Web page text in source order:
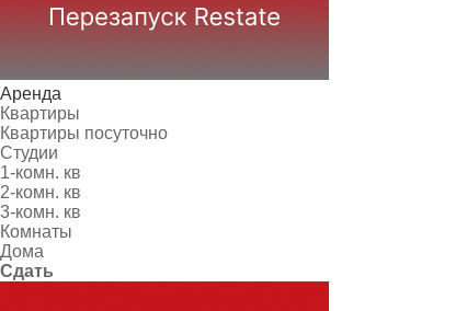
Аренда
Квартиры
Квартиры посуточно
Студии
1-комн. кв
2-комн. кв
3-комн. кв
Комнаты
Дома
Сдать